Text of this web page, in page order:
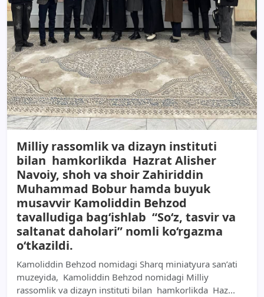
Milliy rassomlik va dizayn instituti
bilan hamkorlikda Hazrat Alisher
Navoiy, shoh va shoir Zahiriddin
Muhammad Bobur hamda buyuk
musavvir Kamoliddin Behzod
tavalludiga bag‘ishlab “Soʻz, tasvir va
saltanat daholari” nomli ko‘rgazma
o‘tkazildi.
Kamoliddin Behzod nomidagi Sharq miniatyura san’ati
muzeyida, Kamoliddin Behzod nomidagi Milliy
rassomlik va dizayn instituti bilan hamkorlikda Haz...